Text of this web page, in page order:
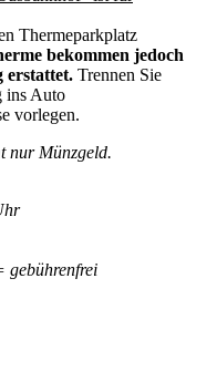
Thermeparkplatz
bekommen jedoch
erstattet. Trennen Sie
ins Auto
vorlegen.
nur Münzgeld.
gebührenfrei